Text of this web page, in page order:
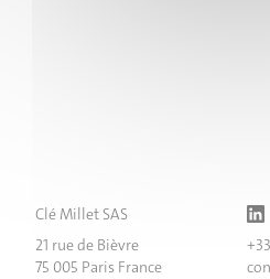
Clé Millet SAS
21 rue de Bièvre
75 005 Paris France